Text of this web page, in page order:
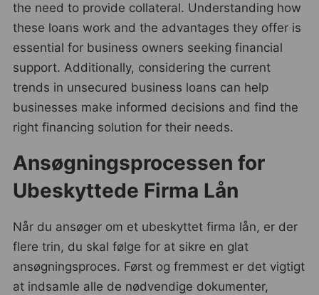
the need to provide collateral. Understanding how
these loans work and the advantages they offer is
essential for business owners seeking financial
support. Additionally, considering the current
trends in unsecured business loans can help
businesses make informed decisions and find the
right financing solution for their needs.
Ansøgningsprocessen for
Ubeskyttede Firma Lån
Når du ansøger om et ubeskyttet firma lån, er der
flere trin, du skal følge for at sikre en glat
ansøgningsproces. Først og fremmest er det vigtigt
at indsamle alle de nødvendige dokumenter,